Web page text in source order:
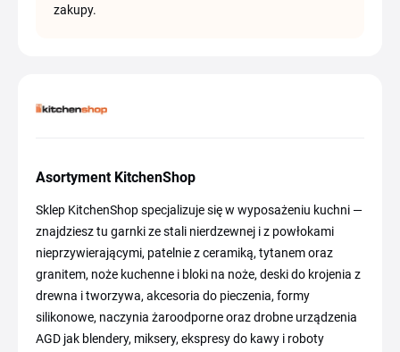
zakupy.
Asortyment KitchenShop
Sklep KitchenShop specjalizuje się w wyposażeniu kuchni —
znajdziesz tu garnki ze stali nierdzewnej i z powłokami
nieprzywierającymi, patelnie z ceramiką, tytanem oraz
granitem, noże kuchenne i bloki na noże, deski do krojenia z
drewna i tworzywa, akcesoria do pieczenia, formy
silikonowe, naczynia żaroodporne oraz drobne urządzenia
AGD jak blendery, miksery, ekspresy do kawy i roboty